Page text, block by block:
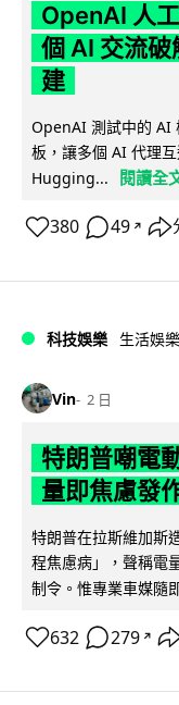
OpenAI 人
個 AI 交流
建
OpenAI 測試中的 AI
板，讓多個 AI 代理
Hugging...
閱讀全
380 49 ↗
科技娛樂 生活娛樂
Vin 2 日
特朗普嘲電
量即焦慮發
特朗普在拉斯維加斯
程焦慮病」，聲稱電
制令。惟專業車媒隨
632 279 ↗